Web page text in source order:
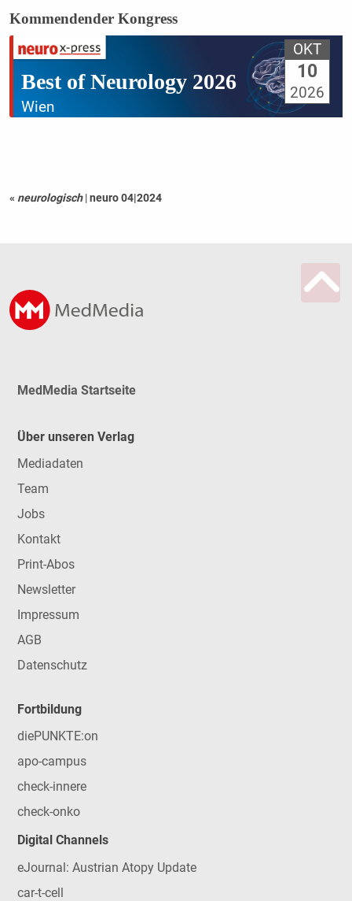
Kommendender Kongress
Best of Neurology 2026
Wien
OKT
10
2026
« neurologisch |neuro 04|2024
MedMedia Startseite
Über unseren Verlag
Mediadaten
Team
Jobs
Kontakt
Print-Abos
Newsletter
Impressum
AGB
Datenschutz
Fortbildung
diePUNKTE:on
apo-campus
check-innere
check-onko
Digital Channels
eJournal: Austrian Atopy Update
car-t-cell